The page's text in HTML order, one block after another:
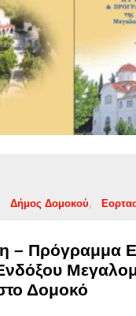
Δήμος Δομοκού
– Πρόγραμμα
Δομοκό